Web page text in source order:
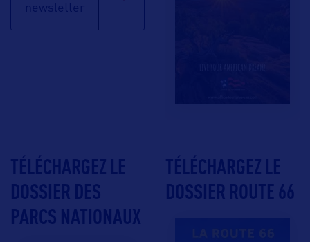
newsletter
TÉLÉCHARGEZ LE
DOSSIER DES
PARCS NATIONAUX
TÉLÉCHARGEZ LE
DOSSIER ROUTE 66